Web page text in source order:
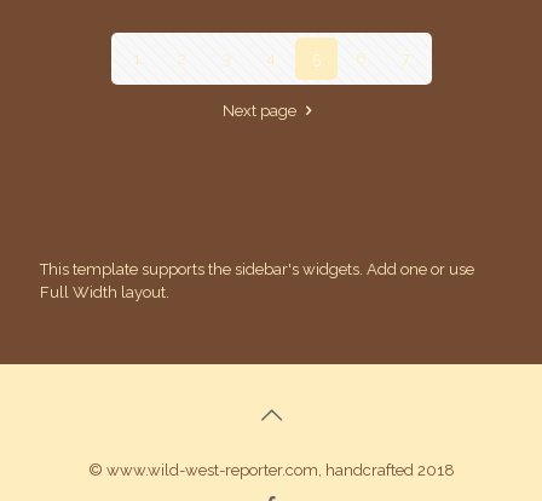
1 2 3 4 5 6 7
Next page
This template supports the sidebar's widgets. Add one or use
Full Width layout.
© www.wild-west-reporter.com, handcrafted 2018